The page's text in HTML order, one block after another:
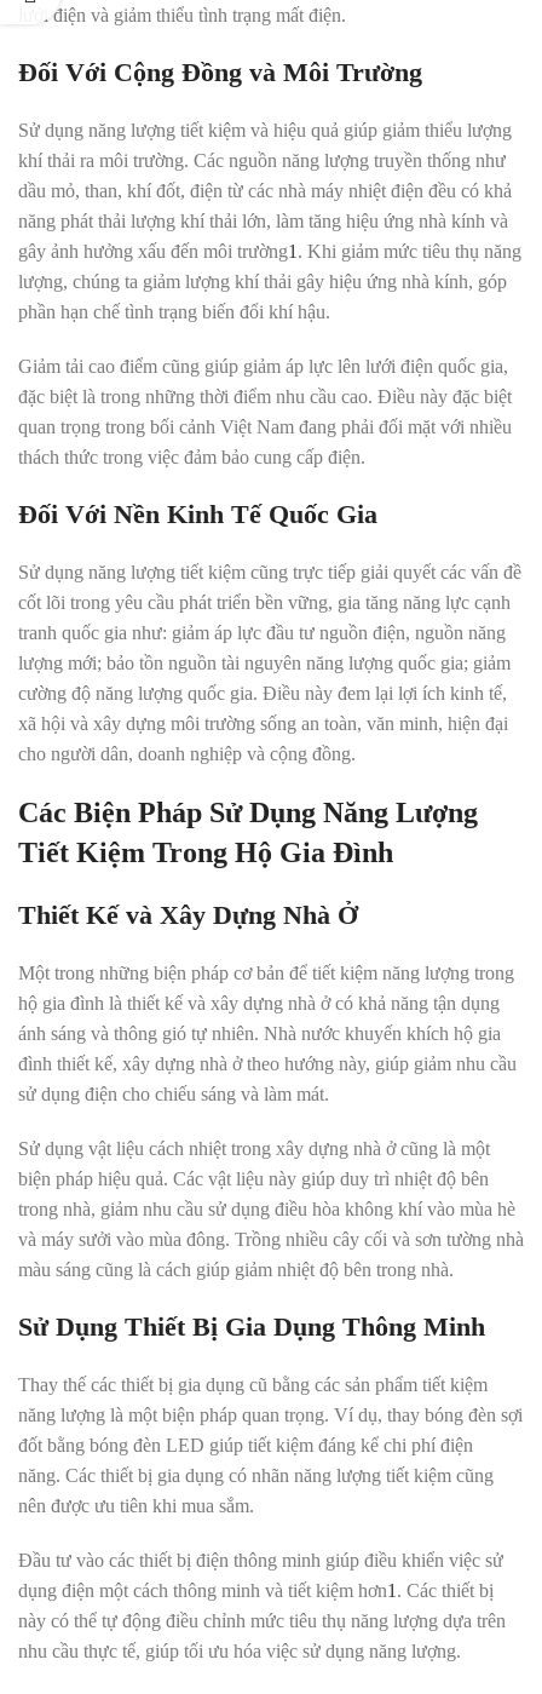
lưới điện và giảm thiểu tình trạng mất điện.
Đối Với Cộng Đồng và Môi Trường
Sử dụng năng lượng tiết kiệm và hiệu quả giúp giảm thiểu lượng
khí thải ra môi trường. Các nguồn năng lượng truyền thống như
dầu mỏ, than, khí đốt, điện từ các nhà máy nhiệt điện đều có khả
năng phát thải lượng khí thải lớn, làm tăng hiệu ứng nhà kính và
gây ảnh hưởng xấu đến môi trường1 . Khi giảm mức tiêu thụ năng
lượng, chúng ta giảm lượng khí thải gây hiệu ứng nhà kính, góp
phần hạn chế tình trạng biến đổi khí hậu.
Giảm tải cao điểm cũng giúp giảm áp lực lên lưới điện quốc gia,
đặc biệt là trong những thời điểm nhu cầu cao. Điều này đặc biệt
quan trọng trong bối cảnh Việt Nam đang phải đối mặt với nhiều
thách thức trong việc đảm bảo cung cấp điện.
Đối Với Nền Kinh Tế Quốc Gia
Sử dụng năng lượng tiết kiệm cũng trực tiếp giải quyết các vấn đề
cốt lõi trong yêu cầu phát triển bền vững, gia tăng năng lực cạnh
tranh quốc gia như: giảm áp lực đầu tư nguồn điện, nguồn năng
lượng mới; bảo tồn nguồn tài nguyên năng lượng quốc gia; giảm
cường độ năng lượng quốc gia. Điều này đem lại lợi ích kinh tế,
xã hội và xây dựng môi trường sống an toàn, văn minh, hiện đại
cho người dân, doanh nghiệp và cộng đồng.
Các Biện Pháp Sử Dụng Năng Lượng
Tiết Kiệm Trong Hộ Gia Đình
Thiết Kế và Xây Dựng Nhà Ở
Một trong những biện pháp cơ bản để tiết kiệm năng lượng trong
hộ gia đình là thiết kế và xây dựng nhà ở có khả năng tận dụng
ánh sáng và thông gió tự nhiên. Nhà nước khuyến khích hộ gia
đình thiết kế, xây dựng nhà ở theo hướng này, giúp giảm nhu cầu
sử dụng điện cho chiếu sáng và làm mát.
Sử dụng vật liệu cách nhiệt trong xây dựng nhà ở cũng là một
biện pháp hiệu quả. Các vật liệu này giúp duy trì nhiệt độ bên
trong nhà, giảm nhu cầu sử dụng điều hòa không khí vào mùa hè
và máy sưởi vào mùa đông. Trồng nhiều cây cối và sơn tường nhà
màu sáng cũng là cách giúp giảm nhiệt độ bên trong nhà.
Sử Dụng Thiết Bị Gia Dụng Thông Minh
Thay thế các thiết bị gia dụng cũ bằng các sản phẩm tiết kiệm
năng lượng là một biện pháp quan trọng. Ví dụ, thay bóng đèn sợi
đốt bằng bóng đèn LED giúp tiết kiệm đáng kể chi phí điện
năng. Các thiết bị gia dụng có nhãn năng lượng tiết kiệm cũng
nên được ưu tiên khi mua sắm.
Đầu tư vào các thiết bị điện thông minh giúp điều khiển việc sử
dụng điện một cách thông minh và tiết kiệm hơn1 . Các thiết bị
này có thể tự động điều chỉnh mức tiêu thụ năng lượng dựa trên
nhu cầu thực tế, giúp tối ưu hóa việc sử dụng năng lượng.